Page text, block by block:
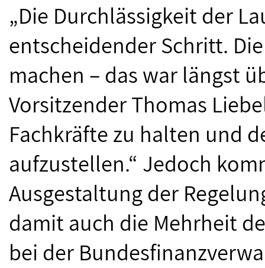
„Die Durchlässigkeit der
entscheidender Schritt.
machen – das war längst
Vorsitzender Thomas
Fachkräfte zu halten und
aufzustellen.“ Jedoch
Ausgestaltung der
damit auch die Mehrheit
bei der